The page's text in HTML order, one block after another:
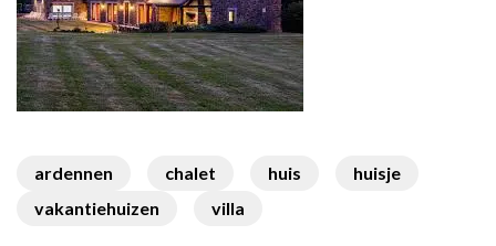
ardennen chalet huis
huisje
vakantiehuizen
villa